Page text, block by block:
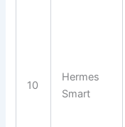
10
Hermes
Smart